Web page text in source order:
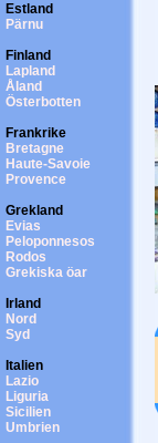
Estland
Pärnu
Finland
Lapland
Åland
Österbotten
Frankrike
Bretagne
Haute-Savoie
Provence
Grekland
Evias
Peloponnesos
Rodos
Grekiska öar
Irland
Nord
Syd
Italien
Lazio
Liguria
Sicilien
Umbrien